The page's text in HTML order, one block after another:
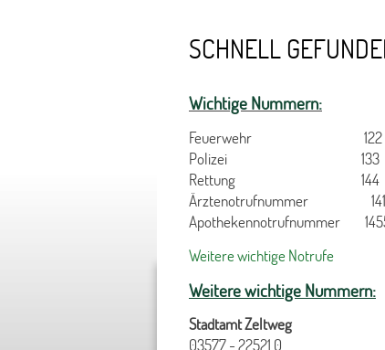
SCHNELL
Wichtige Nummern:
Feuerwehr 122
Polizei 133
Rettung 144
Ärztenotrufnummer 141
Apothekennotrufnummer
Weitere wichtige Notrufe
Weitere wichtige Nummern:
Stadtamt Zeltweg
03577 - 22521 0